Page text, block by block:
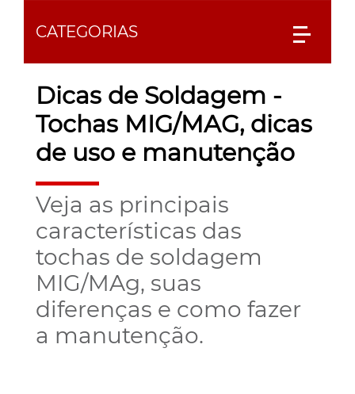
CATEGORIAS
Dicas de Soldagem -
Tochas MIG/MAG, dicas
de uso e manutenção
Veja as principais
características das
tochas de soldagem
MIG/MAg, suas
diferenças e como fazer
a manutenção.